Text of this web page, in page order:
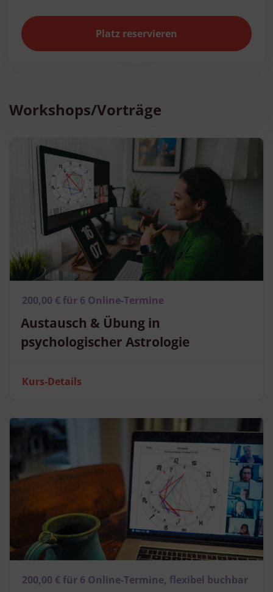
Platz reservieren
Workshops/Vorträge
200,00 € für 6 Online-Termine
Austausch & Übung in
psychologischer Astrologie
Kurs-Details
200,00 € für 6 Online-Termine, flexibel buchbar